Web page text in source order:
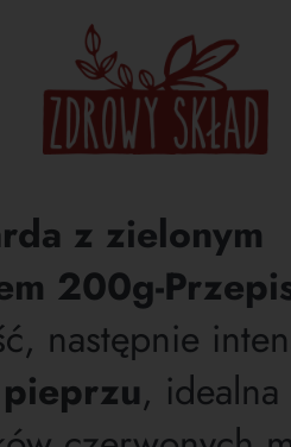
z zielonym
200g-
następnie
pieprzu, idealna